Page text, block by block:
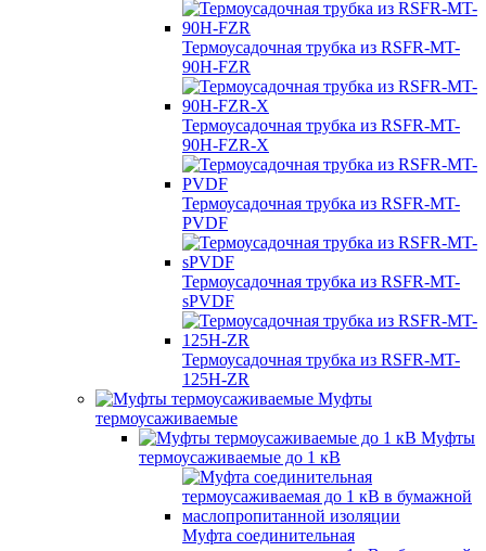
Термоусадочная трубка из RSFR-MT-
90H-FZR
Термоусадочная трубка из RSFR-MT-
90H-FZR-X
Термоусадочная трубка из RSFR-MT-
PVDF
Термоусадочная трубка из RSFR-MT-
sPVDF
Термоусадочная трубка из RSFR-MT-
125H-ZR
Муфты
термоусаживаемые
Муфты
термоусаживаемые до 1 кВ
Муфта соединительная